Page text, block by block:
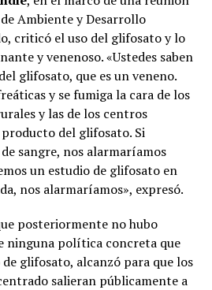
Ambiente y Desarrollo
criticó el uso del glifosato y lo
y venenoso. «Ustedes saben
glifosato, que es un veneno.
y se fumiga la cara de los
y las de los centros
del glifosato. Si
sangre, nos alarmaríamos
un estudio de glifosato en
nos alarmaríamos», expresó.
posteriormente no hubo
ninguna política concreta que
glifosato, alcanzó para que los
salieran públicamente a